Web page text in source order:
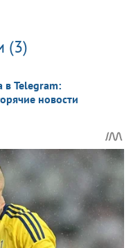
(3)
в Telegram:
новости